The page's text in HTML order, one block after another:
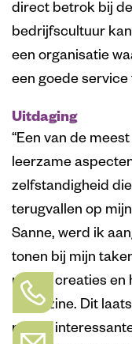
direct betrok bij
bedrijfscultuur
een organisatie
een goede service
Uitdaging
“Een van de
leerzame
zelfstandigheid
terugvallen op
Sanne, werd ik
tonen bij mijn
media creaties en
magazine. Dit
meest